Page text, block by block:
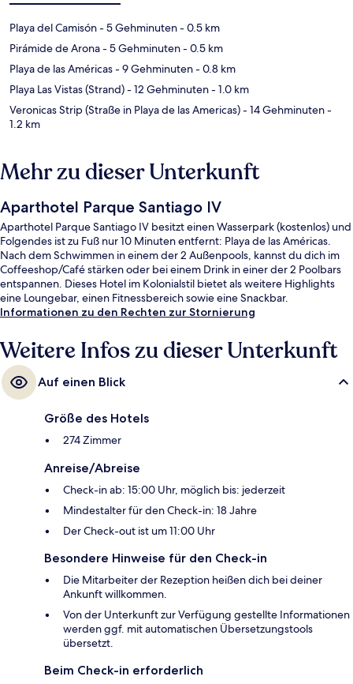
Playa del Camisón- 5 Gehminuten- 0.5 km
Pirámide de Arona- 5 Gehminuten- 0.5 km
Playa de las Américas- 9 Gehminuten- 0.8 km
Playa Las Vistas (Strand)- 12 Gehminuten- 1.0 km
Veronicas Strip (Straße in Playa de las Americas)- 14 Gehminuten-
1.2 km
Mehr zu dieser Unterkunft
Aparthotel Parque Santiago IV
Aparthotel Parque Santiago IV besitzt einen Wasserpark (kostenlos) und
Folgendes ist zu Fuß nur 10 Minuten entfernt: Playa de las Américas.
Nach dem Schwimmen in einem der 2 Außenpools, kannst du dich im
Coffeeshop/Café stärken oder bei einem Drink in einer der 2 Poolbars
entspannen. Dieses Hotel im Kolonialstil bietet als weitere Highlights
eine Loungebar, einen Fitnessbereich sowie eine Snackbar.
Informationen zu den Rechten zur Stornierung
Weitere Infos zu dieser Unterkunft
Auf einen Blick
Größe des Hotels
274 Zimmer
Anreise/Abreise
Check-in ab: 15:00 Uhr, möglich bis: jederzeit
Mindestalter für den Check-in: 18 Jahre
Der Check-out ist um 11:00 Uhr
Besondere Hinweise für den Check-in
Die Mitarbeiter der Rezeption heißen dich bei deiner
Ankunft willkommen.
Von der Unterkunft zur Verfügung gestellte Informationen
werden ggf. mit automatischen Übersetzungstools
übersetzt.
Beim Check-in erforderlich